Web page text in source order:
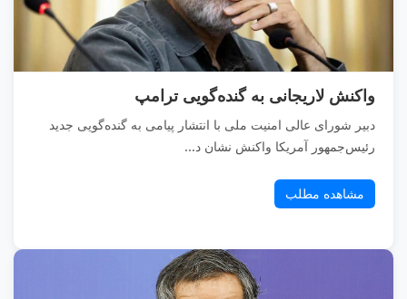
واکنش لاریجانی به گنده‌گویی ترامپ
دبیر شورای عالی امنیت ملی با انتشار پیامی به گنده‌گویی جدید
رئیس‌جمهور آمریکا واکنش نشان د...
مشاهده مطلب